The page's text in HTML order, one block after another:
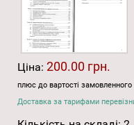
Ціна: 200.00 грн.
плюс до вартості
Доставка за тарифами